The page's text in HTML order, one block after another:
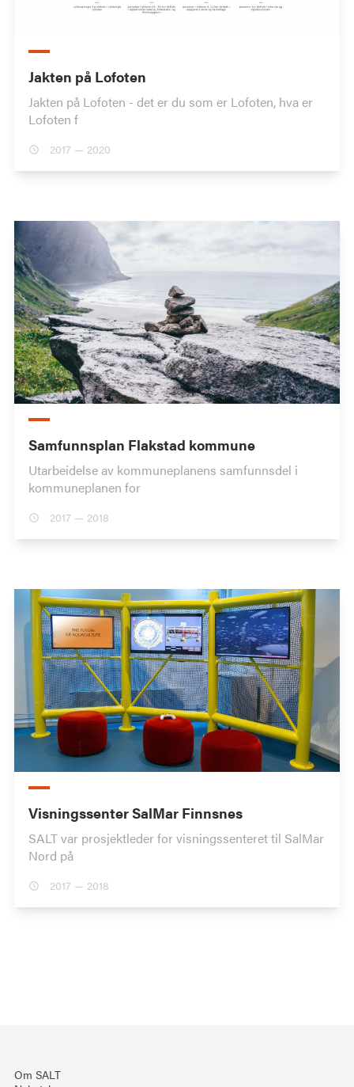
Jakten på Lofoten
Jakten på Lofoten - det er du som er Lofoten, hva er
Lofoten f
2017 — 2020
Samfunnsplan Flakstad kommune
Utarbeidelse av kommuneplanens samfunnsdel i
kommuneplanen for
2017 — 2018
Visningssenter SalMar Finnsnes
SALT var prosjektleder for visningssenteret til SalMar
Nord på
2017 — 2018
Om SALT